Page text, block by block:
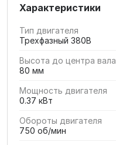
Характеристики
Тип двигателя
Трехфазный 380В
Высота до центра вала
80 мм
Мощность двигателя
0.37 кВт
Обороты двигателя
750 об/мин